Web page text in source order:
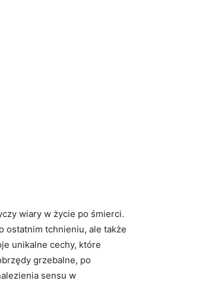
wiary w życie po śmierci.
ostatnim tchnieniu, ale także
unikalne cechy, które
grzebalne, po
sensu w